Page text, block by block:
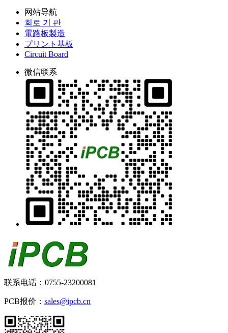
网站导航
회로 기 판
電路板製造
プリント基板
Circuit Board
微信联系
联系电话：0755-23200081
PCB报价： sales@ipcb.cn